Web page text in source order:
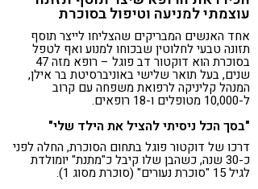
עוצמתי למניעה וטיפול בסוכרת
אחד האנשים המבריקים שהצליחו לייצר תוסף
תזונה טבעי לחלוטין שבכוחו למנוע ואף לטפל
בסוכרת הוא דוקטור דב פוגל – רופא מזה 47
שנים, בעל תואר שלישי באוניברסיטת בר אילן,
המנהל קליניקה לרפואת משפחה עם קרוב
ל-10,000 מטופלים ו-18 רופאים.
"בסך הכל ניסיתי להציל את הילד שלי"
דרכו של דוקטור פוגל בתחום הסוכרת, החלה לפני
כ-30 שנה, כשהבן שלו קיבל כ"מתנת" יומולדת
לגיל 15 "סוכרת נעורים" (סוכרת מסוג 1).